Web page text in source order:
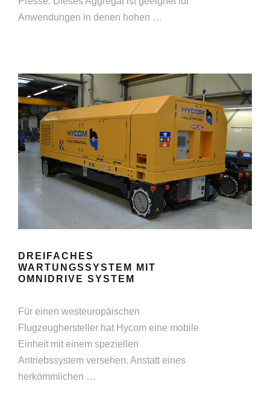
Anwendungen in denen hohen …
DREIFACHES
WARTUNGSSYSTEM MIT
OMNIDRIVE SYSTEM
Für einen westeuropäischen
Flugzeughersteller hat Hycom eine mobile
Einheit mit einem speziellen
Antriebssystem versehen. Anstatt eines
herkömmlichen …